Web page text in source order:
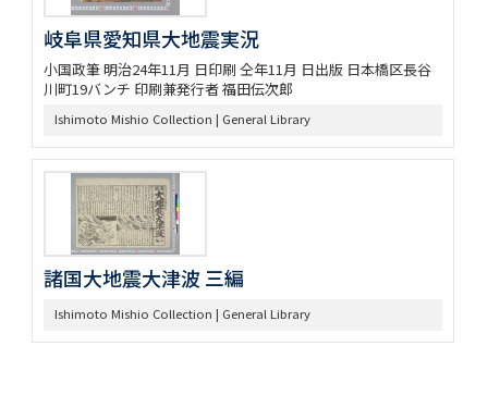
岐阜県愛知県大地震実況
小国政筆 明治24年11月 日印刷 仝年11月 日出版 日本橋区長谷
川町19バンチ 印刷兼発行者 福田伝次郎
Ishimoto Mishio Collection | General Library
諸国大地震大津波 三編
Ishimoto Mishio Collection | General Library